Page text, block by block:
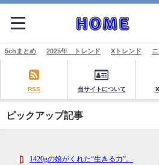
5chまとめ 2025年 トレンド Xトレンド
RSS 当サイトについて
ピックアップ記事